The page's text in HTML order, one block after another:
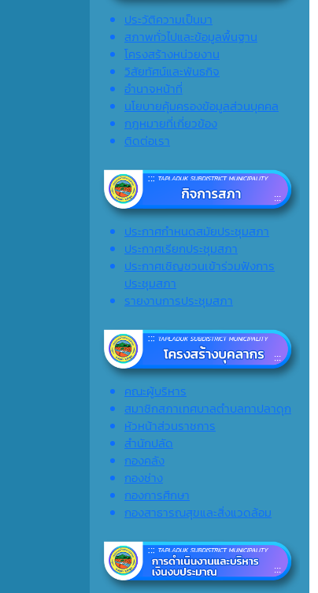
ประวัติความเป็นมา
สภาพทั่วไปและข้อมูลพื้นฐาน
โครงสร้างหน่วยงาน
วิสัยทัศน์และพันธกิจ
อำนาจหน้าที่
นโยบายคุ้มครองข้อมูลส่วนบุคคล
กฎหมายที่เกี่ยวข้อง
ติดต่อเรา
ประกาศกำหนดสมัยประชุมสภา
ประกาศเรียกประชุมสภา
ประกาศเชิญชวนเข้าร่วมฟังการ
ประชุมสภา
รายงานการประชุมสภา
คณะผู้บริหาร
สมาชิกสภาเทศบาลตำบลทาปลาดุก
หัวหน้าส่วนราชการ
สำนักปลัด
กองคลัง
กองช่าง
กองการศึกษา
กองสาธารณสุขและสิ่งแวดล้อม